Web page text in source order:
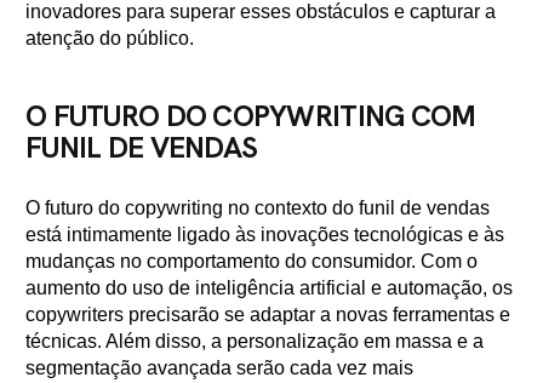
inovadores para superar esses obstáculos e capturar a
atenção do público.
O FUTURO DO COPYWRITING COM
FUNIL DE VENDAS
O futuro do copywriting no contexto do funil de vendas
está intimamente ligado às inovações tecnológicas e às
mudanças no comportamento do consumidor. Com o
aumento do uso de inteligência artificial e automação, os
copywriters precisarão se adaptar a novas ferramentas e
técnicas. Além disso, a personalização em massa e a
segmentação avançada serão cada vez mais